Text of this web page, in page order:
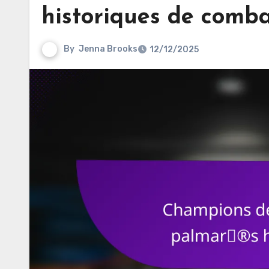
historiques de
By Jenna Brooks 12/12/2025